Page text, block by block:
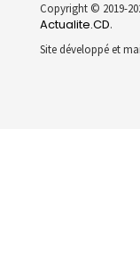
Copyright © 2019-
Actualite.CD.
Site développé et